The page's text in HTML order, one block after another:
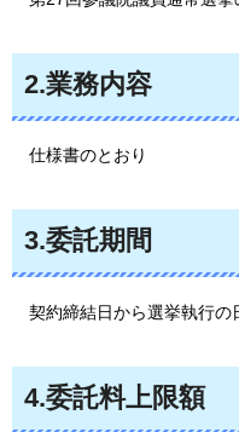
2.業務内容
仕様書のとおり
3.委託期間
契約締結日から選挙執行の
4.委託料上限額